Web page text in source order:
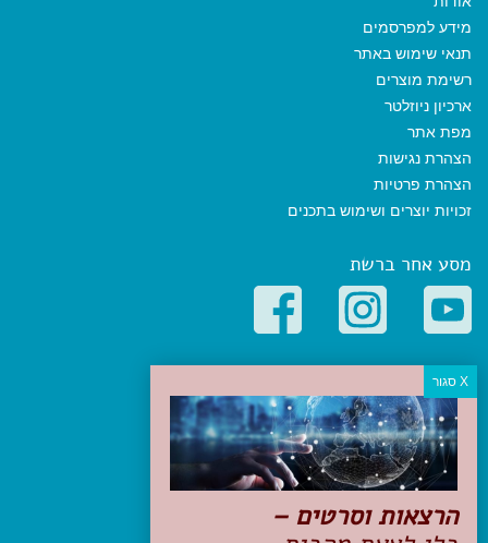
מידע למפרסמים
תנאי שימוש באתר
רשימת מוצרים
ארכיון ניוזלטר
מפת אתר
הצהרת נגישות
הצהרת פרטיות
זכויות יוצרים ושימוש בתכנים
מסע אחר ברשת
קטגוריות פופולריות
יעדים
טיולים בישראל
מלונות בוטיק בישראל
טיפים והמלצות
הכנות לנסיעה
הרצאות וסרטים –